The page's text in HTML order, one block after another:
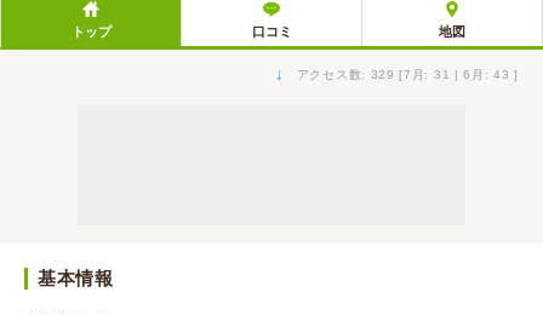
トップ 口コミ 地図
↓ アクセス数: 329 [7月: 31 | 6月: 43 ]
基本情報